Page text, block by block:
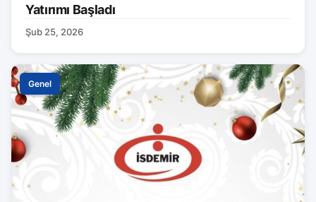
Yatırımı Başladı
Şub 25, 2026
Genel